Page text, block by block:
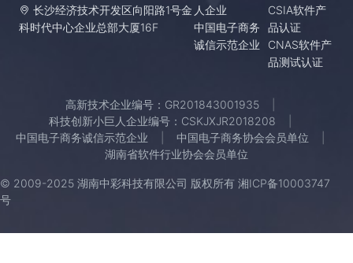
长沙经济技术开发区向阳路1号金
科时代中心企业总部大厦16F
人企业
中国电子商务
诚信示范企业
CSIA软件产
品认证
CNAS软件产
品测试认证
高新技术企业编号：GR201843001935
科技创新小巨人企业编号：CSKJXJR2018208
中国电子商务诚信示范企业
中国电子商务协会会员单位
湖南省软件行业协会会员单位
© 2009-2025 湖南中彩科技有限公司 版权所有 湘ICP备10003747
号